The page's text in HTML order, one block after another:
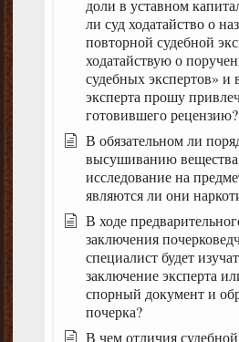
доли в уставном
ли суд ходатайство о
повторной судебной
ходатайствую о
судебных экспертов» и
эксперта прошу
готовившего рецензию?
В обязательном ли
высушиванию
исследование на
являются ли они
В ходе
заключения
специалист будет
заключение эксперта
спорный документ и
почерка?
В чем отличия судебной